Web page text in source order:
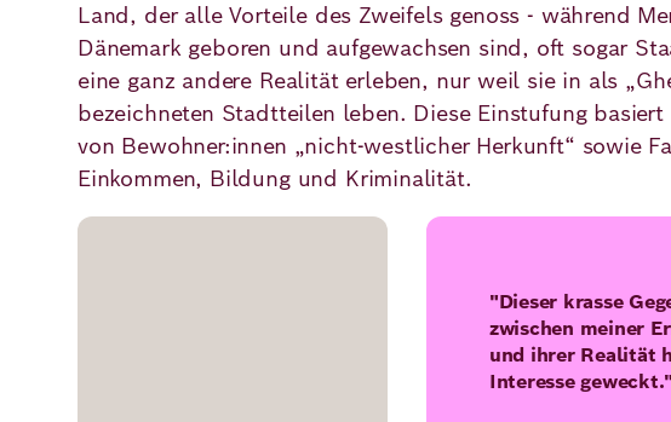
Land, der alle Vorteile des Zweifels genoss - während
Dänemark geboren und aufgewachsen sind, oft sogar
eine ganz andere Realität erleben, nur weil sie in als
bezeichneten Stadtteilen leben. Diese Einstufung
von Bewohner:innen „nicht-westlicher Herkunft“ sowie
Einkommen, Bildung und Kriminalität.
"Dieser krasse
zwischen meiner
und ihrer Realität
Interesse geweckt."